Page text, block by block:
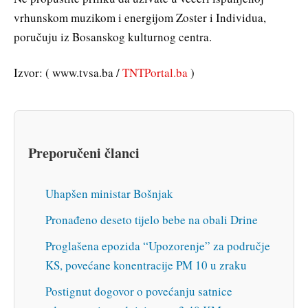
vrhunskom muzikom i energijom Zoster i Individua,
poručuju iz Bosanskog kulturnog centra.
Izvor: ( www.tvsa.ba /TNTPortal.ba)
Preporučeni članci
Uhapšen ministar Bošnjak
Pronađeno deseto tijelo bebe na obali Drine
Proglašena epozida “Upozorenje” za područje
KS, povećane konentracije PM 10 u zraku
Postignut dogovor o povećanju satnice